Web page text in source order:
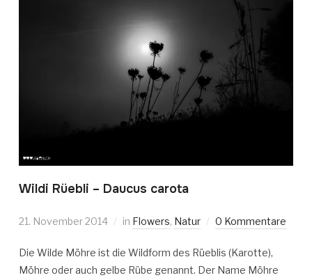
Wildi Rüebli – Daucus carota
21. November 2014 in Flowers, Natur 0 Kommentare
Die Wilde Möhre ist die Wildform des Rüeblis (Karotte),
Möhre oder auch gelbe Rübe genannt. Der Name Möhre